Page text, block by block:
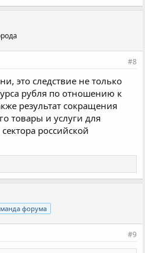
#8
это следствие не только
рубля по отношению к
результат сокращения
товары и услуги для
российской
форума
#9